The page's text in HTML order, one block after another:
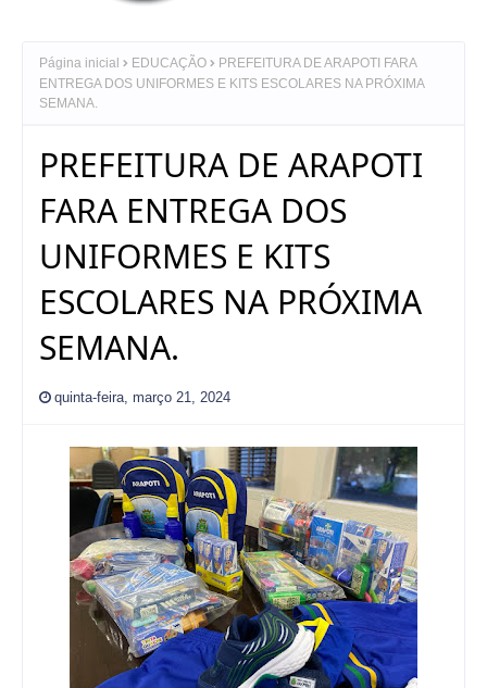
Página inicial EDUCAÇÃO
PREFEITURA DE ARAPOTI FARA
ENTREGA DOS UNIFORMES E KITS ESCOLARES NA PRÓXIMA
SEMANA.
PREFEITURA DE ARAPOTI
FARA ENTREGA DOS
UNIFORMES E KITS
ESCOLARES NA PRÓXIMA
SEMANA.
quinta-feira, março 21, 2024